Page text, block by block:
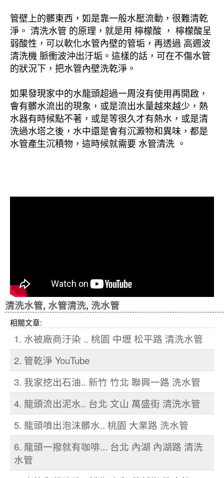
管壁上的髒東西，如是靠一般水壓流動，很難清乾
淨。 清洗水管 的原理，就是用 檸檬酸 ， 檸檬酸呈
弱酸性，可以軟化水管內壁的管垢，再透過 高週波
清洗機 脈衝波沖出汙垢。這樣的話，可在不傷水管
的狀況下，把水管內壁洗乾淨。
如果發現家中的水龍頭超過一周沒有使用再開啟，
會有髒水流出的現象，或是流出水量越來越少，熱
水器有時候點不著，或是等很久才有熱水，或是清
洗過水塔之後，水中還是會有沉澱物和異味，都是
水管產生沉積物，這時候就需要 水管清洗 。
清洗水管, 水管清洗, 洗水管
相關文章:
1. 水被廠商汙染 .. 桃園 中壢 松平路 清洗水管
2. 管乾淨 YouTube
3. 我家挖出石油.. 新竹 竹北 聯興一路 洗水管
4. 龍頭流出泥水.. 台北 文山 萬盛街 清洗水管
5. 龍頭噴出泡沫髒水.. 桃園 大業路 洗水管
6. 龍頭一撥就有咖啡... 台北 內湖 內湖路 清洗
水管